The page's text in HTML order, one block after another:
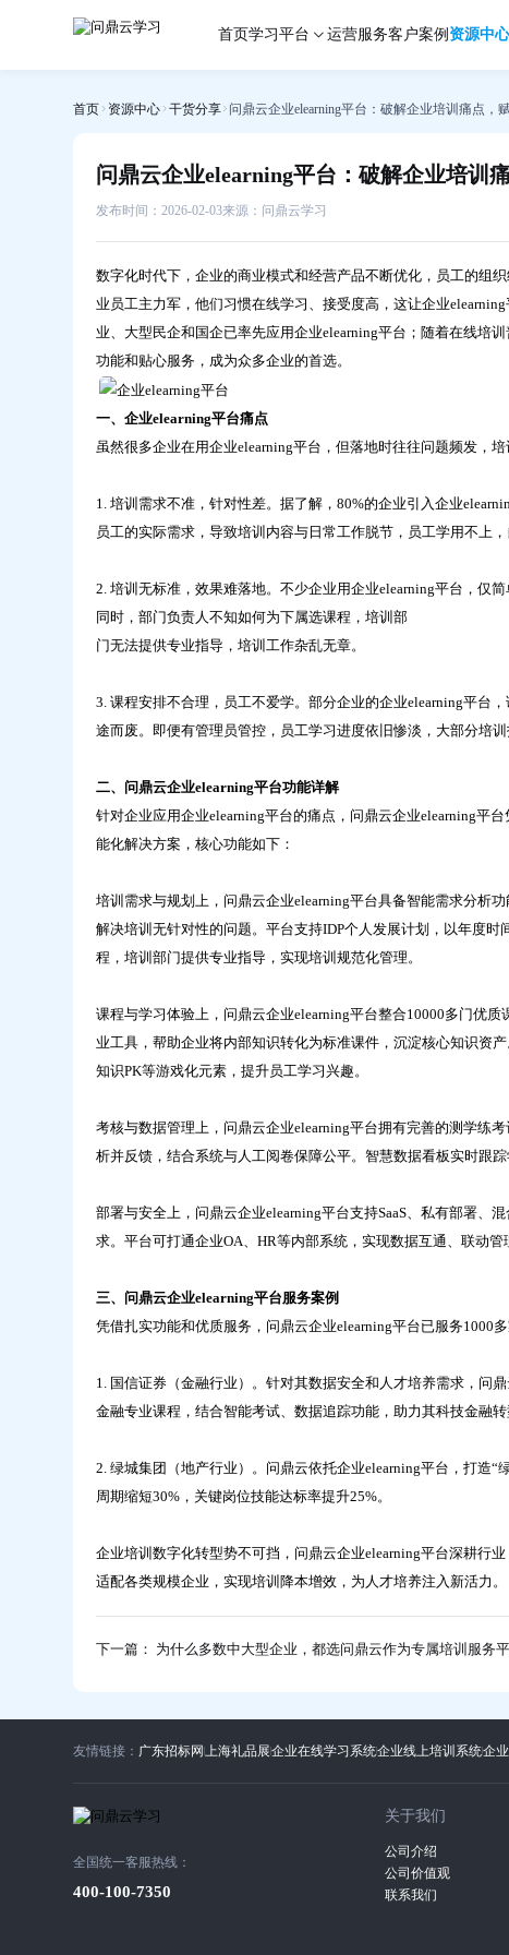
首页学习平台 运营服务客户案例 资源中心
首页 资源中心 干货分享 问鼎云企业elearning平台：破解企业培训痛点，
问鼎云企业elearning平台：破解企业培训
发布时间：2026-02-03来源：问鼎云学习
数字化时代下，企业的商业模式和经营产品不断优化，员工的组
业员工主力军，他们习惯在线学习、接受度高，这让企业
业、大型民企和国企已率先应用企业elearning平台；随着在线培
功能和贴心服务，成为众多企业的首选。
一、企业elearning平台痛点
虽然很多企业在用企业elearning平台，但落地时往往问题频发，
1. 培训需求不准，针对性差。据了解，80%的企业引入企业
员工的实际需求，导致培训内容与日常工作脱节，员工学用不上，
2. 培训无标准，效果难落地。不少企业用企业elearning平台，仅
同时，部门负责人不知如何为下属选课程，培训部
门无法提供专业指导，培训工作杂乱无章。
3. 课程安排不合理，员工不爱学。部分企业的企业elearning平台
途而废。即便有管理员管控，员工学习进度依旧惨淡，大部分培训
二、问鼎云企业elearning平台功能详解
针对企业应用企业elearning平台的痛点，问鼎云企业elearning平
能化解决方案，核心功能如下：
培训需求与规划上，问鼎云企业elearning平台具备智能需求分析
解决培训无针对性的问题。平台支持IDP个人发展计划，以年度
程，培训部门提供专业指导，实现培训规范化管理。
课程与学习体验上，问鼎云企业elearning平台整合10000多门优
业工具，帮助企业将内部知识转化为标准课件，沉淀核心知识资
知识PK等游戏化元素，提升员工学习兴趣。
考核与数据管理上，问鼎云企业elearning平台拥有完善的测学练
析并反馈，结合系统与人工阅卷保障公平。智慧数据看板实时跟
部署与安全上，问鼎云企业elearning平台支持SaaS、私有部署、
求。平台可打通企业OA、HR等内部系统，实现数据互通、联动管
三、问鼎云企业elearning平台服务案例
凭借扎实功能和优质服务，问鼎云企业elearning平台已服务1000
1. 国信证券（金融行业）。针对其数据安全和人才培养需求，问
金融专业课程，结合智能考试、数据追踪功能，助力其科技金融转
2. 绿城集团（地产行业）。问鼎云依托企业elearning平台，打造
周期缩短30%，关键岗位技能达标率提升25%。
企业培训数字化转型势不可挡，问鼎云企业elearning平台深耕行
适配各类规模企业，实现培训降本增效，为人才培养注入新活力。
下一篇： 为什么多数中大型企业，都选问鼎云作为专属培训服务
友情链接： 广东招标网 上海礼品展企业在线学习系统企业线上培训系统企
全国统一客服热线：
400-100-7350
关于我们
公司介绍
公司价值观
联系我们